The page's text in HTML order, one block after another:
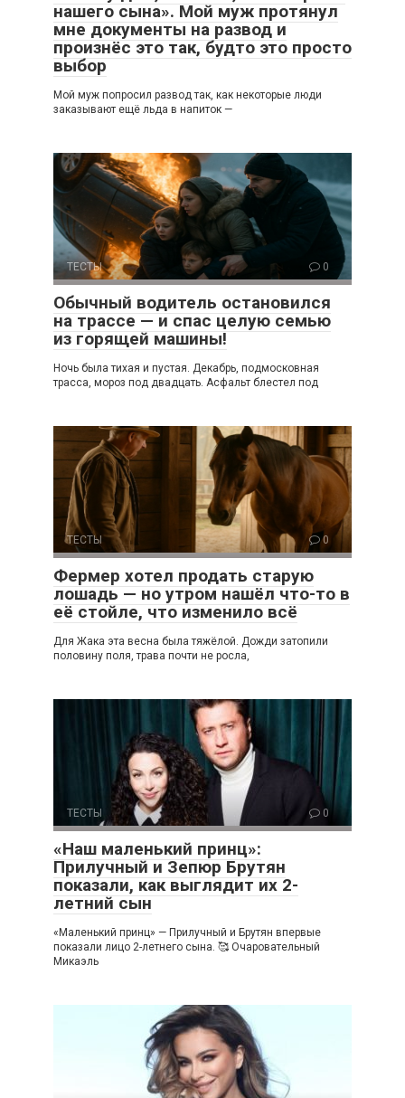
нашего сына». Мой муж протянул
мне документы на развод и
произнёс это так, будто это просто
выбор
Мой муж попросил развод так, как некоторые люди
заказывают ещё льда в напиток —
ТЕСТЫ 0
Обычный водитель остановился
на трассе — и спас целую семью
из горящей машины!
Ночь была тихая и пустая. Декабрь, подмосковная
трасса, мороз под двадцать. Асфальт блестел под
ТЕСТЫ 0
Фермер хотел продать старую
лошадь — но утром нашёл что-то в
её стойле, что изменило всё
Для Жака эта весна была тяжёлой. Дожди затопили
половину поля, трава почти не росла,
ТЕСТЫ 0
«Наш маленький принц»:
Прилучный и Зепюр Брутян
показали, как выглядит их 2-
летний сын
«Маленький принц» — Прилучный и Брутян впервые
показали лицо 2-летнего сына. 🥰 Очаровательный
Микаэль